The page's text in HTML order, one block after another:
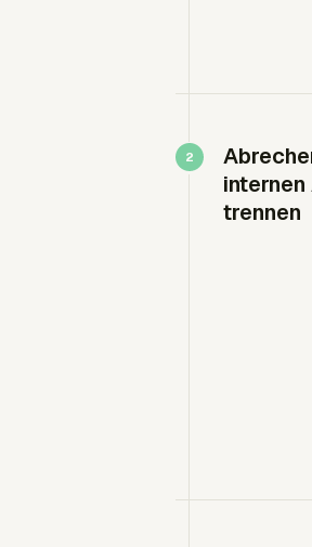
trennen